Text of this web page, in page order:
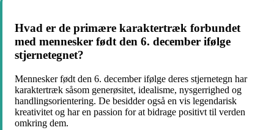
Hvad er de primære karaktertræk forbundet
med mennesker født den 6. december ifølge
stjernetegnet?
Mennesker født den 6. december ifølge deres stjernetegn har
karaktertræk såsom generøsitet, idealisme, nysgerrighed og
handlingsorientering. De besidder også en vis legendarisk
kreativitet og har en passion for at bidrage positivt til verden
omkring dem.